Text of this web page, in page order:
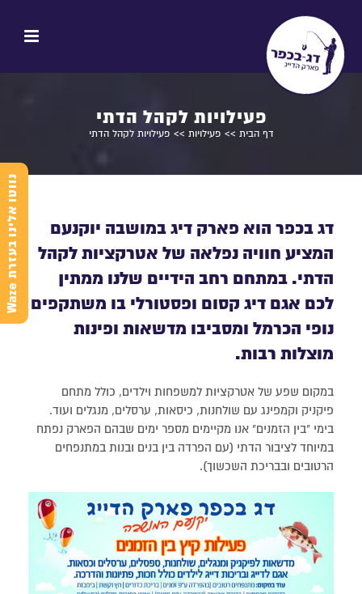
פעילויות לקהל הדתי
דף הבית >> פעילויות >> פעילויות לקהל הדתי
דג בכפר הוא פארק דיג במושבה יוקנעם
המציע חוויה נפלאה של אטרקציות לקהל
הדתי. במתחם רחב הידיים שלנו ממתין
לכם אגם דיג קסום ופסטורלי בו משתקפים
נופי הכרמל ומסביבו מדשאות ופינות
מוצלות רבות.
במקום שפע של אטרקציות למשפחות וילדים, כולל מתחם
פיקניק וקמפינג עם שולחנות, כיסאות, ערסלים, מנגלים ועוד.
בימי "בין הזמנים" אנו מקיימים מספר ימים שבהם הפארק נפתח
במיוחד לציבור הדתי (עם הפרדה בין בנים ובנות במתנפחים
הרטובים ובבריכת השכשוך).
נ
ו
ו
ט
ו
א
ל
י
נ
ו
ב
ע
ז
ר
ת
W
a
z
e